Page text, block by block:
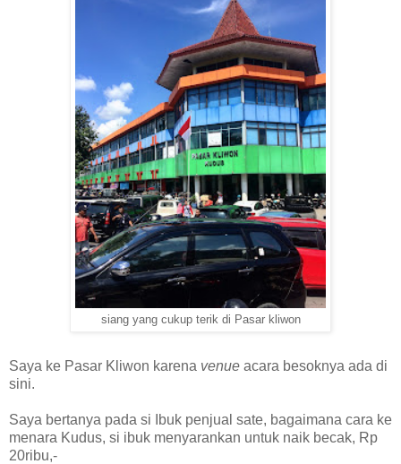
siang yang cukup terik di Pasar kliwon
Saya ke Pasar Kliwon karena venue acara besoknya ada di
sini.
Saya bertanya pada si Ibuk penjual sate, bagaimana cara ke
menara Kudus, si ibuk menyarankan untuk naik becak, Rp
20ribu,-